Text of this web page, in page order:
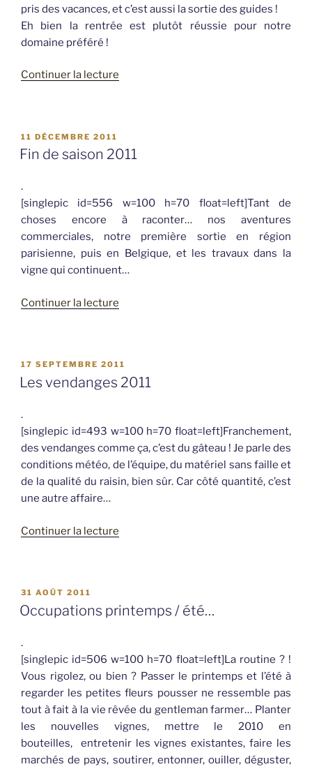
pris des vacances, et c’est aussi la sortie des guides !
Eh bien la rentrée est plutôt réussie pour notre
domaine préféré !
Continuer la lecture
! »
PUBLIÉ
LE
11 DÉCEMBRE 2011
Fin de saison 2011
.
[singlepic id=556 w=100 h=70 float=left]Tant de
choses encore à raconter… nos aventures
commerciales, notre première sortie en région
parisienne, puis en Belgique, et les travaux dans la
vigne qui continuent…
Continuer la lecture
2011 »
PUBLIÉ
LE
17 SEPTEMBRE 2011
Les vendanges 2011
.
[singlepic id=493 w=100 h=70 float=left]Franchement,
des vendanges comme ça, c’est du gâteau ! Je parle des
conditions météo, de l’équipe, du matériel sans faille et
de la qualité du raisin, bien sûr. Car côté quantité, c’est
une autre affaire…
Continuer la lecture
PUBLIÉ
LE
31 AOÛT 2011
Occupations printemps / été…
.
[singlepic id=506 w=100 h=70 float=left]La routine ? !
Vous rigolez, ou bien ? Passer le printemps et l’été à
regarder les petites fleurs pousser ne ressemble pas
tout à fait à la vie rêvée du gentleman farmer… Planter
les nouvelles vignes, mettre le 2010 en
bouteilles, entretenir les vignes existantes, faire les
marchés de pays, soutirer, entonner, ouiller, déguster,